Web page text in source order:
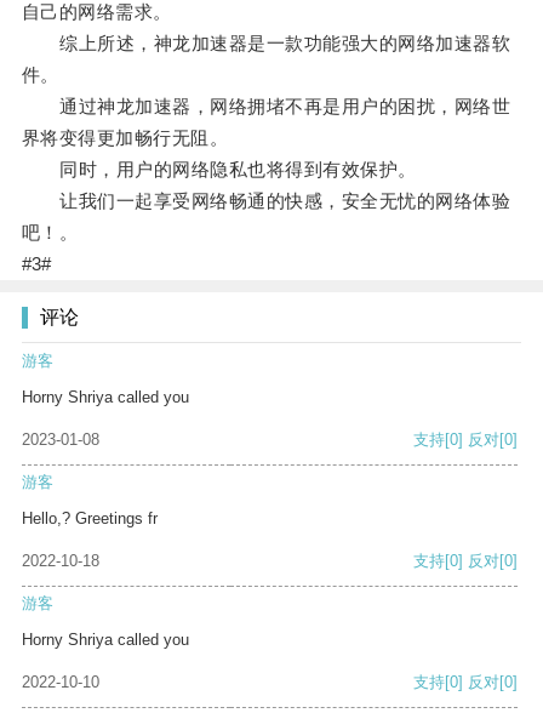
自己的网络需求。
综上所述，神龙加速器是一款功能强大的网络加速器软
件。
通过神龙加速器，网络拥堵不再是用户的困扰，网络世
界将变得更加畅行无阻。
同时，用户的网络隐私也将得到有效保护。
让我们一起享受网络畅通的快感，安全无忧的网络体验
吧！。
#3#
评论
游客
Horny Shriya called you
2023-01-08 支持[0] 反对[0]
游客
Hello,? Greetings fr
2022-10-18 支持[0] 反对[0]
游客
Horny Shriya called you
2022-10-10 支持[0] 反对[0]